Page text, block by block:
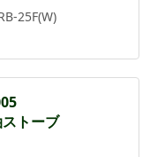
25F(W)
トーブ